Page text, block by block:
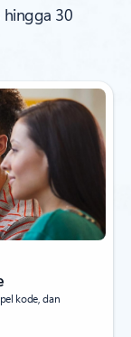
hingga 30
kode, dan